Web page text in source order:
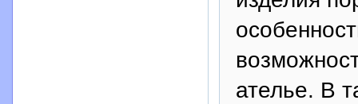
ателье. В